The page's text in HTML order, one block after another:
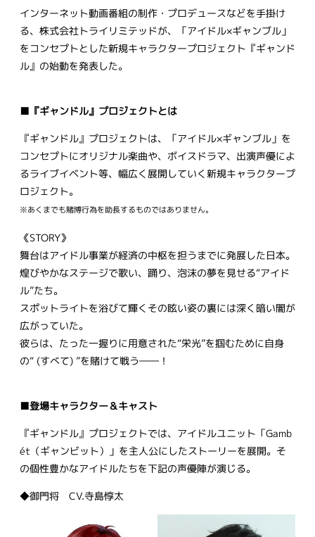
インターネット動画番組の制作・プロデュースなどを手掛け
る、株式会社トライリミテッドが、「アイドル×ギャンブル」
をコンセプトとした新規キャラクタープロジェクト『ギャンド
ル』の始動を発表した。
■『ギャンドル』プロジェクトとは
『ギャンドル』プロジェクトは、「アイドル×ギャンブル」を
コンセプトにオリジナル楽曲や、ボイスドラマ、出演声優によ
るライブイベント等、幅広く展開していく新規キャラクタープ
ロジェクト。
※あくまでも賭博行為を助長するものではありません。
《STORY》
舞台はアイドル事業が経済の中枢を担うまでに発展した日本。
煌びやかなステージで歌い、踊り、泡沫の夢を見せる“アイド
ル”たち。
スポットライトを浴びて輝くその眩い姿の裏には深く暗い闇が
広がっていた。
彼らは、たった一握りに用意された“栄光”を掴むために自身
の“ (すべて) ”を賭けて戦う――！
■登場キャラクター＆キャスト
『ギャンドル』プロジェクトでは、アイドルユニット「Gamb
ét（ギャンビット）」を主人公にしたストーリーを展開。そ
の個性豊かなアイドルたちを下記の声優陣が演じる。
◆御門将 CV.寺島惇太